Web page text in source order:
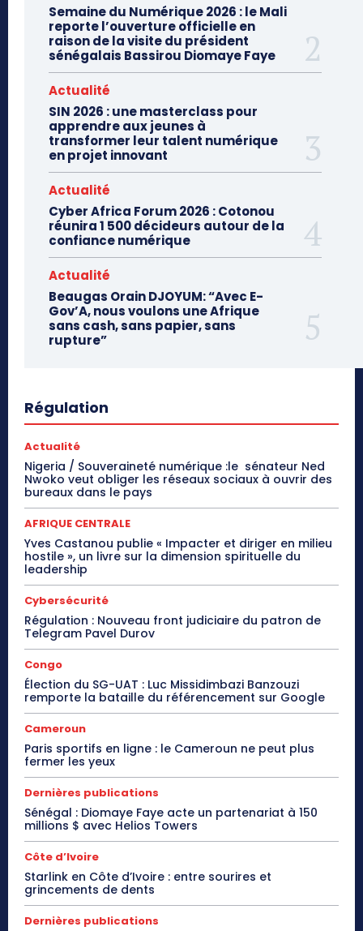
Semaine du Numérique 2026 : le Mali
reporte l’ouverture officielle en
raison de la visite du président
sénégalais Bassirou Diomaye Faye
Actualité
SIN 2026 : une masterclass pour
apprendre aux jeunes à
transformer leur talent numérique
en projet innovant
Actualité
Cyber Africa Forum 2026 : Cotonou
réunira 1 500 décideurs autour de la
confiance numérique
Actualité
Beaugas Orain DJOYUM: “Avec E-
Gov’A, nous voulons une Afrique
sans cash, sans papier, sans
rupture”
Régulation
Actualité
Nigeria / Souveraineté numérique :le sénateur Ned
Nwoko veut obliger les réseaux sociaux à ouvrir des
bureaux dans le pays
AFRIQUE CENTRALE
Yves Castanou publie « Impacter et diriger en milieu
hostile », un livre sur la dimension spirituelle du
leadership
Cybersécurité
Régulation : Nouveau front judiciaire du patron de
Telegram Pavel Durov
Congo
Élection du SG-UAT : Luc Missidimbazi Banzouzi
remporte la bataille du référencement sur Google
Cameroun
Paris sportifs en ligne : le Cameroun ne peut plus
fermer les yeux
Dernières publications
Sénégal : Diomaye Faye acte un partenariat à 150
millions $ avec Helios Towers
Côte d’Ivoire
Starlink en Côte d’Ivoire : entre sourires et
grincements de dents
Dernières publications